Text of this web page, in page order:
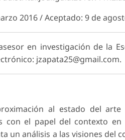
2016 / Aceptado: 9 de
en investigación de la
jzapata25@gmail.com.
al estado del arte
con el papel del contexto en
un análisis a las visiones del